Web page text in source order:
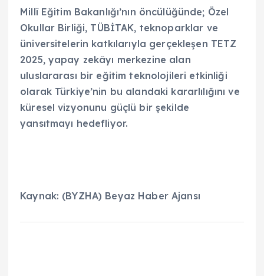
Millî Eğitim Bakanlığı’nın öncülüğünde; Özel
Okullar Birliği, TÜBİTAK, teknoparklar ve
üniversitelerin katkılarıyla gerçekleşen TETZ
2025, yapay zekâyı merkezine alan
uluslararası bir eğitim teknolojileri etkinliği
olarak Türkiye’nin bu alandaki kararlılığını ve
küresel vizyonunu güçlü bir şekilde
yansıtmayı hedefliyor.
Kaynak: (BYZHA) Beyaz Haber Ajansı